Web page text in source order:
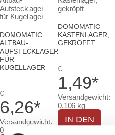
DOMOMATIC
ALTBAU-
AUFSTECKLAGER
FÜR
KUGELLAGER
€
6,26*
Versandgewicht:
0.134 kg
DOMOMATIC
KASTENLAGER,
GEKRÖPFT
€
1,49*
Versandgewicht:
0.106 kg
IN DEN